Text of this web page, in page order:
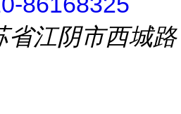
省江阴市西城路